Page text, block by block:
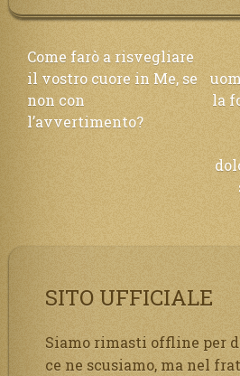
Navigazione
articoli
Come farò a risvegliare
il vostro cuore in Me, se
non con
l’avvertimento?
la
SITO UFFICIALE
Siamo rimasti offline per
ce ne scusiamo, ma nel